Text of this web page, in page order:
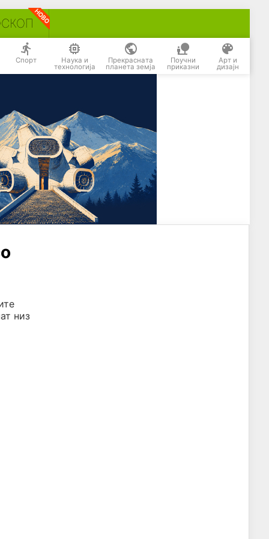
Спорт Наука и
технологија
Прекрасната
планета земја
Поучни
приказни
Арт и
дизајн
низ